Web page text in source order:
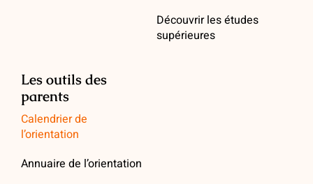
Découvrir les études
supérieures
Les outils des
parents
Calendrier de
l’orientation
Annuaire de l’orientation